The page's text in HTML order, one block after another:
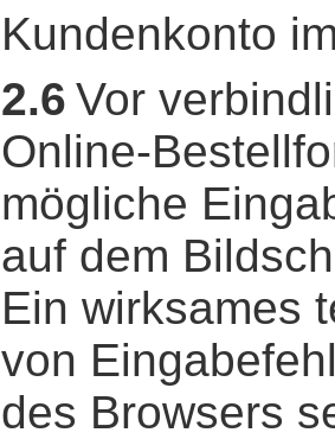
Kundenkonto
2.6 Vor
Online-
mögliche
auf dem
Ein wirksames
von
des Browsers